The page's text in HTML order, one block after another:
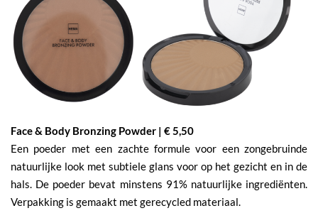
Face & Body Bronzing Powder | € 5,50
Een poeder met een zachte formule voor een zongebruinde
natuurlijke look met subtiele glans voor op het gezicht en in de
hals. De poeder bevat minstens 91% natuurlijke ingrediënten.
Verpakking is gemaakt met gerecycled materiaal.